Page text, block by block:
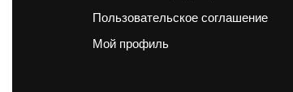
Пользовательское соглашение
Мой профиль